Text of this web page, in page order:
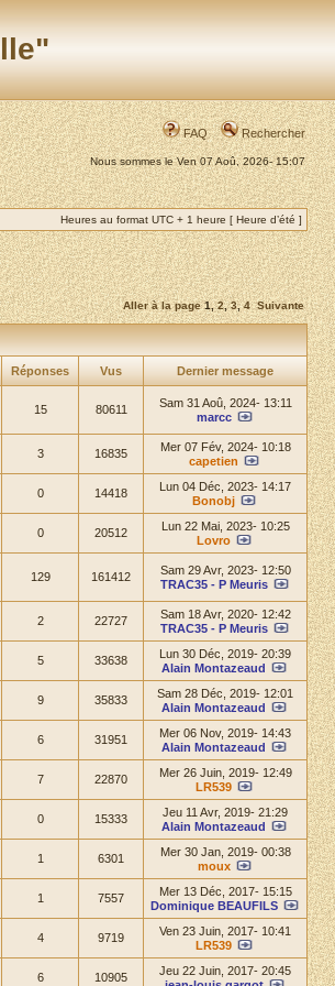
FAQ Rechercher
Nous sommes le Ven 07 Aoû, 2026- 15:07
Heures au format UTC + 1 heure [ Heure d’été ]
Aller à la page 1,2,3,4 Suivante
Réponses Vus Dernier message
15 80611
Sam 31 Aoû, 2024- 13:11
marcc
3 16835
Mer 07 Fév, 2024- 10:18
capetien
0 14418
Lun 04 Déc, 2023- 14:17
Bonobj
0 20512
Lun 22 Mai, 2023- 10:25
Lovro
129 161412
Sam 29 Avr, 2023- 12:50
TRAC35 - P Meuris
2 22727
Sam 18 Avr, 2020- 12:42
TRAC35 - P Meuris
5 33638
Lun 30 Déc, 2019- 20:39
Alain Montazeaud
9 35833
Sam 28 Déc, 2019- 12:01
Alain Montazeaud
6 31951
Mer 06 Nov, 2019- 14:43
Alain Montazeaud
7 22870
Mer 26 Juin, 2019- 12:49
LR539
0 15333
Jeu 11 Avr, 2019- 21:29
Alain Montazeaud
1 6301
Mer 30 Jan, 2019- 00:38
moux
1 7557
Mer 13 Déc, 2017- 15:15
Dominique BEAUFILS
4 9719
Ven 23 Juin, 2017- 10:41
LR539
6 10905
Jeu 22 Juin, 2017- 20:45